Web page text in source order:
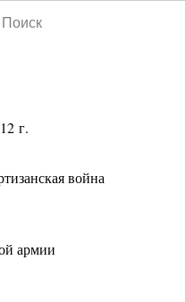
Поиск
г.
война
армии